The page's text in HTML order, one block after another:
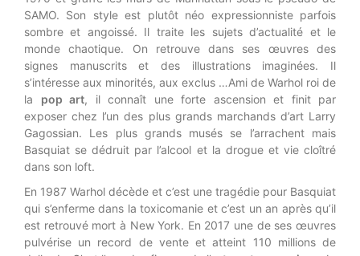
SAMO. Son style est plutôt néo expressionniste parfois
sombre et angoissé. Il traite les sujets d’actualité et le
monde chaotique. On retrouve dans ses œuvres des
signes manuscrits et des illustrations imaginées. Il
s’intéresse aux minorités, aux exclus …Ami de Warhol roi de
la pop art, il connaît une forte ascension et finit par
exposer chez l’un des plus grands marchands d’art Larry
Gagossian. Les plus grands musés se l’arrachent mais
Basquiat se dédruit par l’alcool et la drogue et vie cloîtré
dans son loft.
En 1987 Warhol décède et c’est une tragédie pour Basquiat
qui s’enferme dans la toxicomanie et c’est un an après qu’il
est retrouvé mort à New York. En 2017 une de ses œuvres
pulvérise un record de vente et atteint 110 millions de